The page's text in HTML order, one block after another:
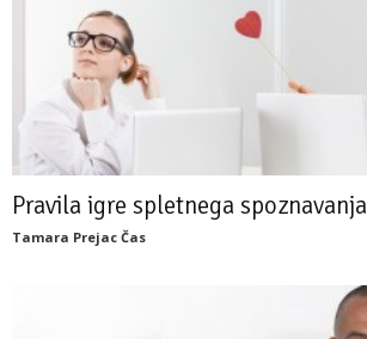
Pravila igre spletnega spoznavanja
Tamara Prejac Čas